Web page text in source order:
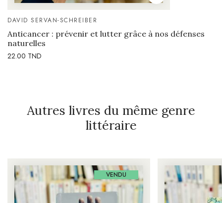
DAVID SERVAN-SCHREIBER
Anticancer : prévenir et lutter grâce à nos défenses
naturelles
22.00 TND
Autres livres du même genre
littéraire
VENDU